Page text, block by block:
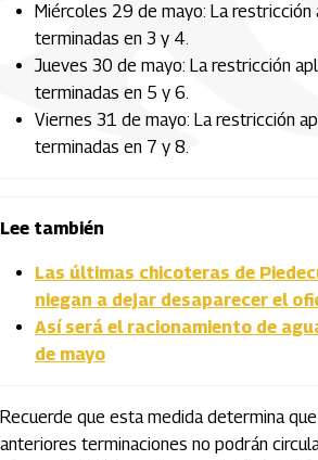
Miércoles 29 de mayo: La restricción
terminadas en 3 y 4.
Jueves 30 de mayo: La restricción
terminadas en 5 y 6.
Viernes 31 de mayo: La restricción
terminadas en 7 y 8.
Lee también
Las últimas chicoteras de
niegan a dejar desaparecer el
Así será el racionamiento de
de mayo
Recuerde que esta medida determina
anteriores terminaciones no podrán